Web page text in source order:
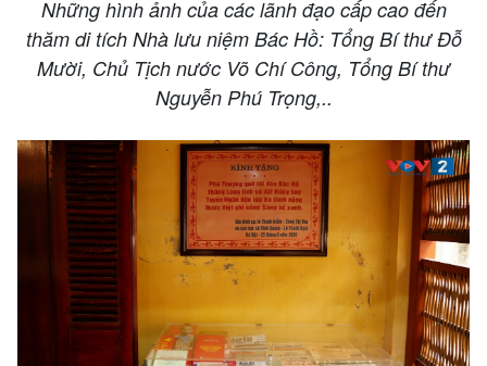
Những hình ảnh của các lãnh đạo cấp cao đến
thăm di tích Nhà lưu niệm Bác Hồ: Tổng Bí thư Đỗ
Mười, Chủ Tịch nước Võ Chí Công, Tổng Bí thư
Nguyễn Phú Trọng,..